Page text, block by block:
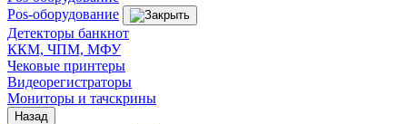
Pos-оборудование
Детекторы банкнот
ККМ, ЧПМ, МФУ
Чековые принтеры
Видеорегистраторы
Мониторы и тачскрины
Назад